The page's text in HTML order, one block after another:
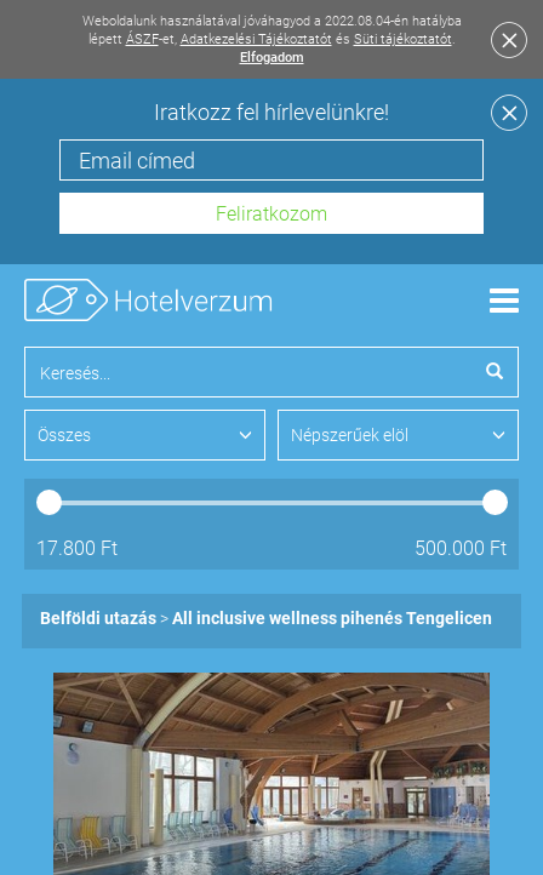
Weboldalunk használatával jóváhagyod a 2022.08.04-én hatályba
lépett ÁSZF-et, Adatkezelési Tájékoztatót és Süti tájékoztatót.
Elfogadom
Iratkozz fel hírlevelünkre!
Összes Népszerűek elöl
17.800 Ft 500.000 Ft
Belföldi utazás All inclusive wellness pihenés Tengelicen